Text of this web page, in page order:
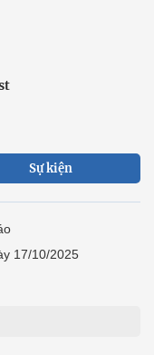
Sự kiện
17/10/2025